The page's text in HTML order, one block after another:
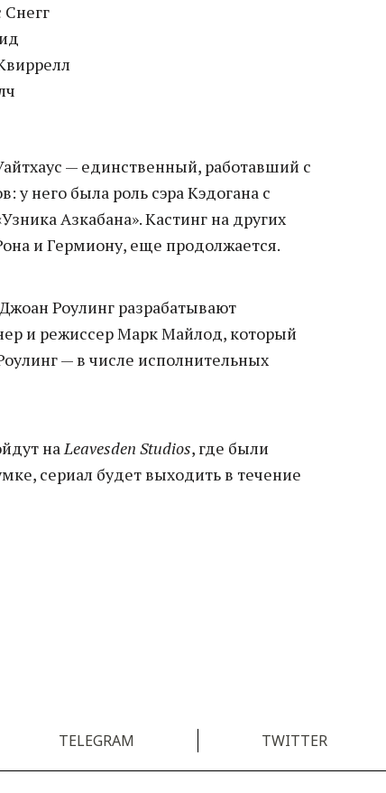
Снегг
— единственный, работавший с
у него была роль сэра Кэдогана с
Азкабана». Кастинг на других
и Гермиону, еще продолжается.
Роулинг разрабатывают
и режиссер Марк Майлод, который
— в числе исполнительных
наLeavesden Studios, где были
сериал будет выходить в течение
TELEGRAM TWITTER